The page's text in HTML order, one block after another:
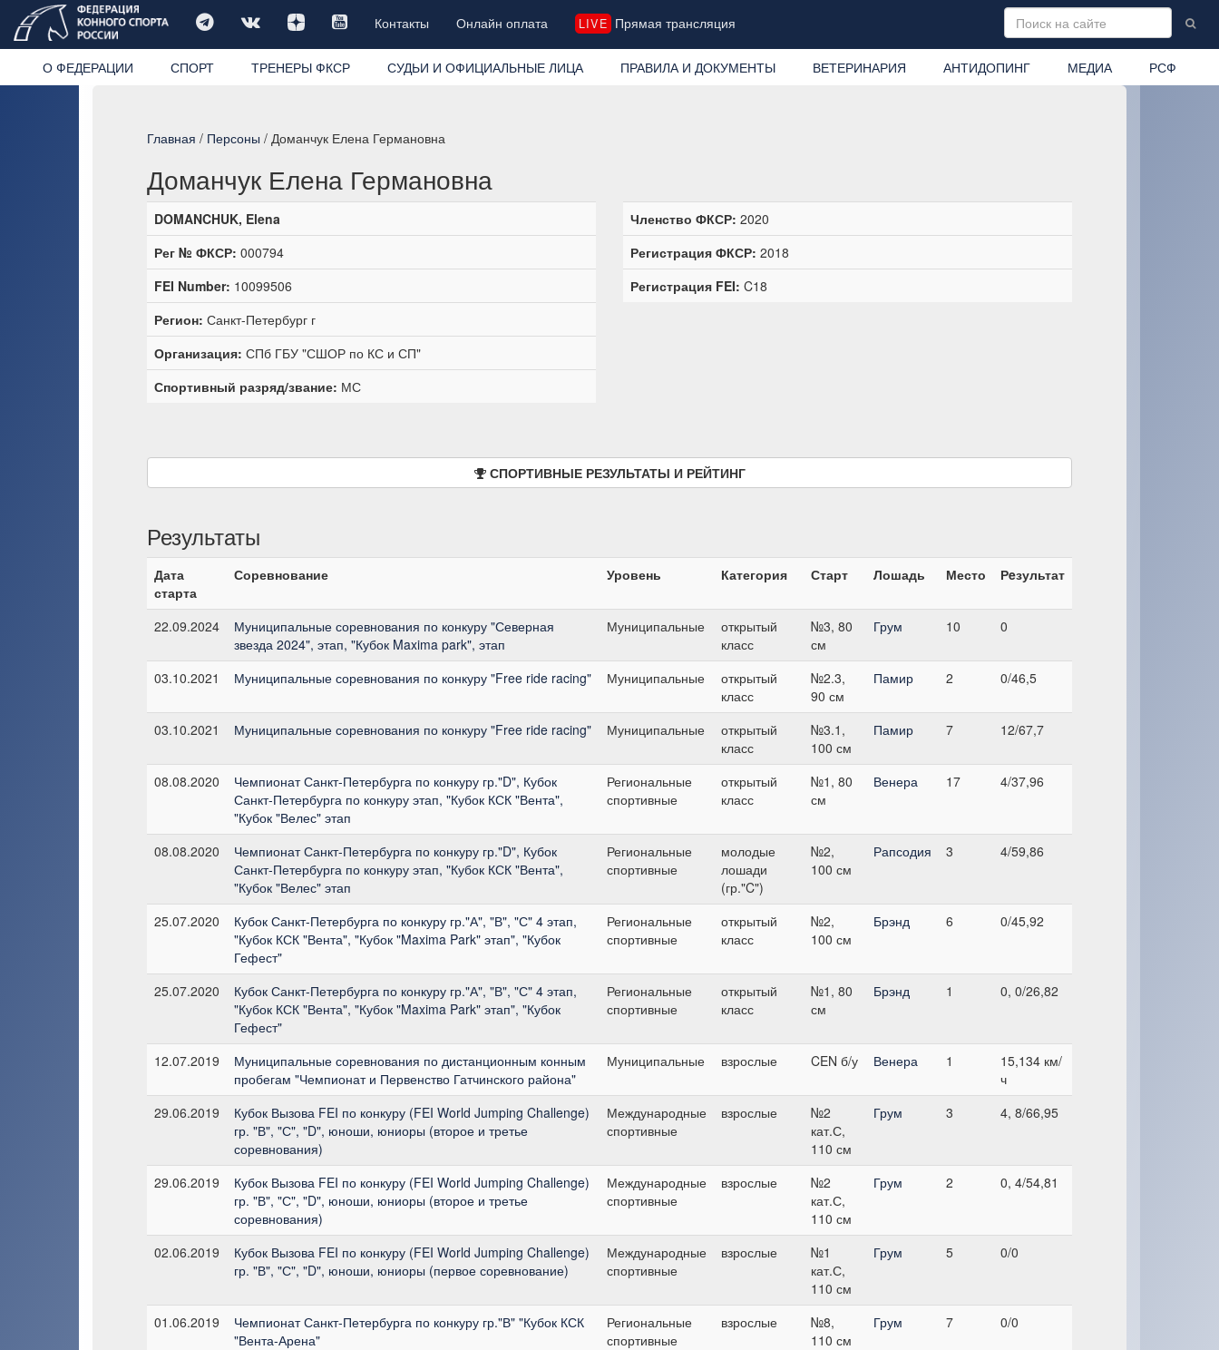
Контакты Онлайн оплата LIVE Прямая трансляция
О ФЕДЕРАЦИИ СПОРТ ТРЕНЕРЫ ФКСР СУДЬИ И ОФИЦИАЛЬНЫЕ ЛИЦА ПРАВИЛА И ДОКУМЕНТЫ ВЕТЕРИНАРИЯ АНТИДОПИНГ МЕДИА РСФ
Главная / Персоны / Доманчук Елена Германовна
Доманчук Елена Германовна
DOMANCHUK, Elena
Рег № ФКСР: 000794
FEI Number: 10099506
Регион: Санкт-Петербург г
Организация: СПб ГБУ "СШОР по КС и СП"
Спортивный разряд/звание: МС
Членство ФКСР: 2020
Регистрация ФКСР: 2018
Регистрация FEI: C18
СПОРТИВНЫЕ РЕЗУЛЬТАТЫ И РЕЙТИНГ
Результаты
Дата
старта
Соревнование Уровень Категория Старт Лошадь Место Рeзультат
22.09.2024
Муниципальные соревнования по конкуру "Северная
звезда 2024", этап, "Кубок Maxima park", этап
Муниципальные
открытый
класс
№3, 80
см
Грум 10 0
03.10.2021 Муниципальные соревнования по конкуру "Free ride racing" Муниципальные
открытый
класс
№2.3,
90 см
Памир 2 0/46,5
03.10.2021 Муниципальные соревнования по конкуру "Free ride racing" Муниципальные
открытый
класс
№3.1,
100 см
Памир 7 12/67,7
08.08.2020
Чемпионат Санкт-Петербурга по конкуру гр."D", Кубок
Санкт-Петербурга по конкуру этап, "Кубок КСК "Вента",
"Кубок "Велес" этап
Региональные
спортивные
открытый
класс
№1, 80
см
Венера 17 4/37,96
08.08.2020
Чемпионат Санкт-Петербурга по конкуру гр."D", Кубок
Санкт-Петербурга по конкуру этап, "Кубок КСК "Вента",
"Кубок "Велес" этап
Региональные
спортивные
молодые
лошади
(гр."C")
№2,
100 см
Рапсодия 3 4/59,86
25.07.2020
Кубок Санкт-Петербурга по конкуру гр."А", "В", "С" 4 этап,
"Кубок КСК "Вента", "Кубок "Maxima Park" этап", "Кубок
Гефест"
Региональные
спортивные
открытый
класс
№2,
100 см
Брэнд 6 0/45,92
25.07.2020
Кубок Санкт-Петербурга по конкуру гр."А", "В", "С" 4 этап,
"Кубок КСК "Вента", "Кубок "Maxima Park" этап", "Кубок
Гефест"
Региональные
спортивные
открытый
класс
№1, 80
см
Брэнд 1 0, 0/26,82
12.07.2019
Муниципальные соревнования по дистанционным конным
пробегам "Чемпионат и Первенство Гатчинского района"
Муниципальные взрослые CEN б/у Венера 1
15,134 км/
ч
29.06.2019
Кубок Вызова FEI по конкуру (FEI World Jumping Challenge)
гр. "В", "С", "D", юноши, юниоры (второе и третье
соревнования)
Международные
спортивные
взрослые
№2
кат.С,
110 см
Грум 3 4, 8/66,95
29.06.2019
Кубок Вызова FEI по конкуру (FEI World Jumping Challenge)
гр. "В", "С", "D", юноши, юниоры (второе и третье
соревнования)
Международные
спортивные
взрослые
№2
кат.С,
110 см
Грум 2 0, 4/54,81
02.06.2019
Кубок Вызова FEI по конкуру (FEI World Jumping Challenge)
гр. "В", "С", "D", юноши, юниоры (первое соревнование)
Международные
спортивные
взрослые
№1
кат.С,
110 см
Грум 5 0/0
01.06.2019
Чемпионат Санкт-Петербурга по конкуру гр."В" "Кубок КСК
"Вента-Арена"
Региональные
спортивные
взрослые
№8,
110 см
Грум 7 0/0